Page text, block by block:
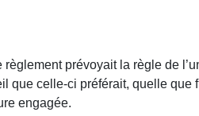
prévoyait la règle de
que celle-ci préférait, quelle que
engagée.